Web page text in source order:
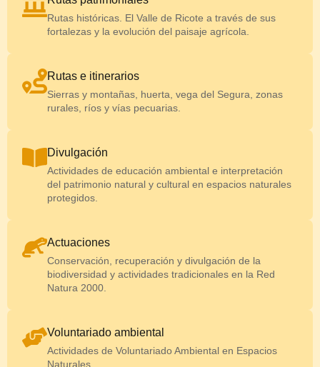
Rutas históricas. El Valle de Ricote a través de sus
fortalezas y la evolución del paisaje agrícola.
Rutas e itinerarios
Sierras y montañas, huerta, vega del Segura, zonas
rurales, ríos y vías pecuarias.
Divulgación
Actividades de educación ambiental e interpretación
del patrimonio natural y cultural en espacios naturales
protegidos.
Actuaciones
Conservación, recuperación y divulgación de la
biodiversidad y actividades tradicionales en la Red
Natura 2000.
Voluntariado ambiental
Actividades de Voluntariado Ambiental en Espacios
Naturales.